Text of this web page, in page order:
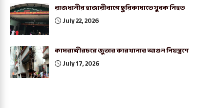
রাজধানীর হাজারীবাগে ছুরিকাঘাতে যুবক নিহত
July 22, 2026
কামরাঙ্গীরচরে জুতার কারখানার আগুন নিয়ন্ত্রণে
July 17, 2026